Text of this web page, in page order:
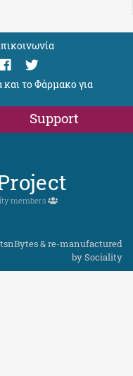
το Φάρμακο για
Support
members
& re-manufactured
bySociality